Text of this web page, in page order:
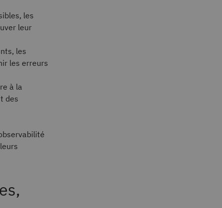
les
leur
les
les erreurs
à la
des